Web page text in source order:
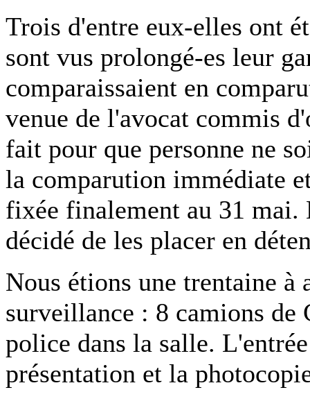
Trois d'entre eux-elles ont
sont vus prolongé-es leur
comparaissaient en
venue de l'avocat commis
fait pour que personne ne
la comparution immédiate
fixée finalement au 31
décidé de les placer en
Nous étions une trentaine à
surveillance : 8 camions de
police dans la salle.
présentation et la